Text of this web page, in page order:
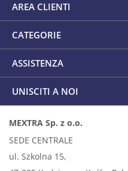
AREA CLIENTI
CATEGORIE
ASSISTENZA
UNISCITI A NOI
MEXTRA Sp. z o.o.
SEDE CENTRALE
ul. Szkolna 15,